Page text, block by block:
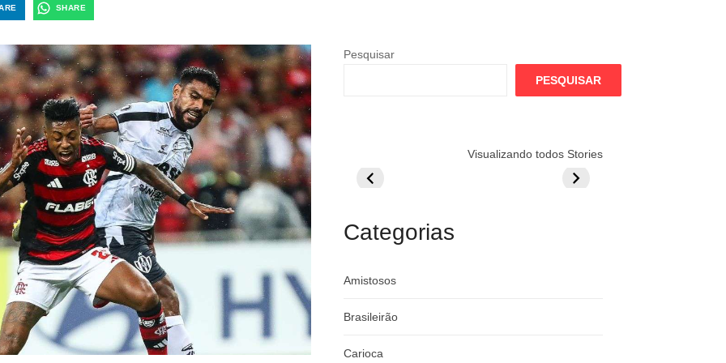
SHARE
Pesquisar
PESQUISAR
Visualizando todos Stories
milionária por
argentino
Globo quer
Categorias
Amistosos
Brasileirão
Carioca